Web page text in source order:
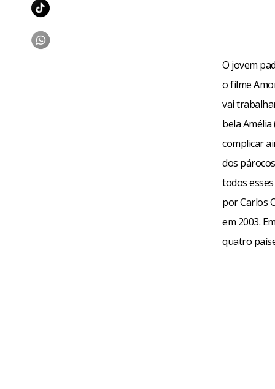
O jovem
o filme
vai
bela
complicar
dos
todos
por Carlos
em 2003.
quatro